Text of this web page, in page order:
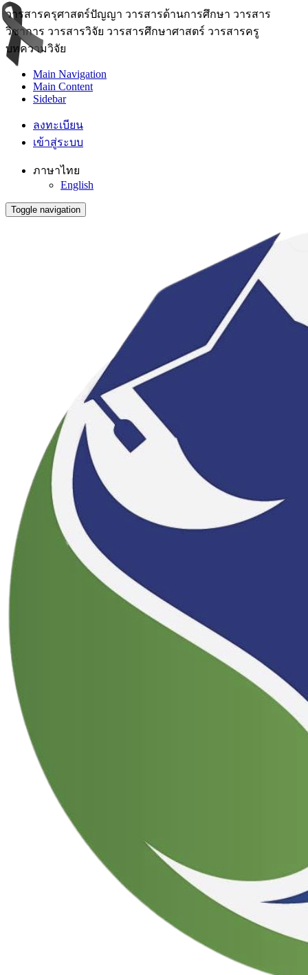
วารสารครุศาสตร์ปัญญา วารสารด้านการศึกษา วารสาร
วิชาการ วารสารวิจัย วารสารศึกษาศาสตร์ วารสารครู
บทความวิจัย
Main Navigation
Main Content
Sidebar
ลงทะเบียน
เข้าสู่ระบบ
ภาษาไทย
English
Toggle navigation